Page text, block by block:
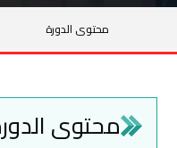
محتوى الدورة
محتوى